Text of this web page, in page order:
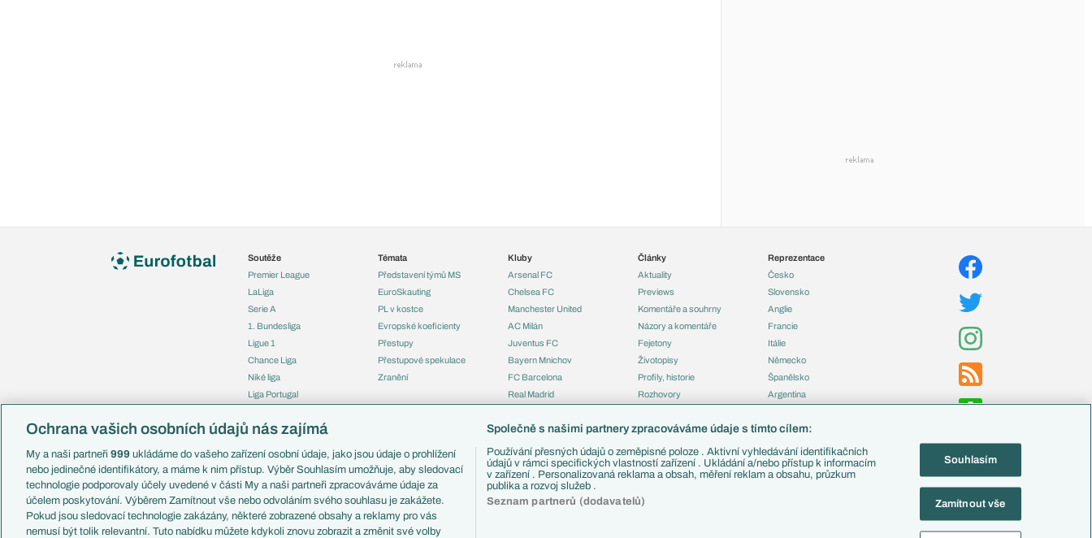
Soutěže
Premier League
LaLiga
Serie A
1. Bundesliga
Ligue 1
Chance Liga
Niké liga
Liga Portugal
Liga mistrů
Mistrovství světa
Liga národů
Témata
Představení týmů MS
EuroSkauting
PL v kostce
Evropské koeficienty
Přestupy
Přestupové spekulace
Zranění
Kluby
Arsenal FC
Chelsea FC
Manchester United
AC Milán
Juventus FC
Bayern Mnichov
FC Barcelona
Real Madrid
Články
Aktuality
Previews
Komentáře a souhrny
Názory a komentáře
Fejetony
Životopisy
Profily, historie
Rozhovory
Reprezentace
Česko
Slovensko
Anglie
Francie
Itálie
Německo
Španělsko
Argentina
Zápasy
Livescore
Ochrana vašich osobních údajů nás zajímá
My a naši partneři 999 ukládáme do vašeho zařízení osobní údaje, jako jsou údaje o prohlížení
nebo jedinečné identifikátory, a máme k nim přístup. Výběr Souhlasím umožňuje, aby sledovací
technologie podporovaly účely uvedené v části My a naši partneři zpracováváme údaje za
účelem poskytování. Výběrem Zamítnout vše nebo odvoláním svého souhlasu je zakážete.
Pokud jsou sledovací technologie zakázány, některé zobrazené obsahy a reklamy pro vás
nemusí být tolik relevantní. Tuto nabídku můžete kdykoli znovu zobrazit a změnit své volby
Společně s našimi partnery zpracováváme údaje s tímto cílem:
Používání přesných údajů o zeměpisné poloze . Aktivní vyhledávání identifikačních
údajů v rámci specifických vlastností zařízení . Ukládání a/nebo přístup k informacím
v zařízení . Personalizovaná reklama a obsah, měření reklam a obsahu, průzkum
publika a rozvoj služeb .
Seznam partnerů (dodavatelů)
Souhlasím
Zamítnout vše